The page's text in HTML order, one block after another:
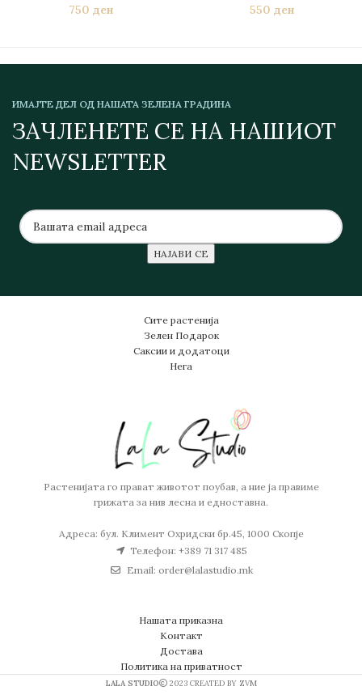
750 ден 550 ден
ИМАЈТЕ ДЕЛ ОД НАШАТА ЗЕЛЕНА ГРАДИНА
ЗАЧЛЕНЕТЕ СЕ НА НАШИОТ
NEWSLETTER
Сите растенија
Зелен Подарок
Саксии и додатоци
Нега
Растенијата го прават животот поубав, а ние ја правиме
грижата за нив лесна и едноставна.
Адреса: бул. Климент Охридски бр.45, 1000 Скопје
Телефон: +389 71 317 485
Email: order@lalastudio.mk
Нашата приказна
Контакт
Достава
Политика на приватност
LALA STUDIO 2023 CREATED BY ZVM